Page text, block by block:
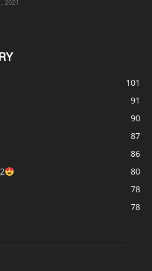
2021
101
91
90
87
86
80
78
78